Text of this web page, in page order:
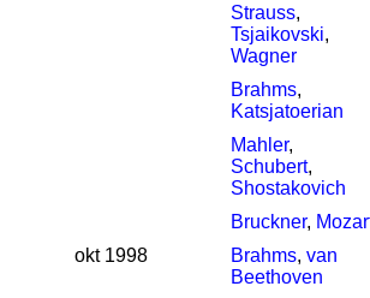
Strauss,
Tsjaikovski,
Wagner
Brahms,
Katsjatoerian
Mahler,
Schubert,
Shostakovich
Bruckner,
okt 1998 Brahms, van
Beethoven